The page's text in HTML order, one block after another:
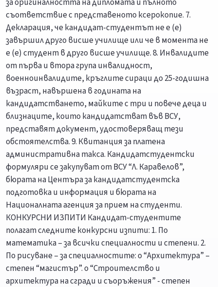
за оригиналността на дипломата и пълното
съответствие с представеното ксерокопие. 7.
Декларация, че кандидат-студентът не е (е)
завършил друго висше училище или че в момента не
е (е) студент в друго висше училище. 8. Инвалидите
от първа и втора група инвалидност,
военноинвалидите, кръглите сираци до 25-годишна
възраст, навършена в годината на
кандидатстването, майките с три и повече деца и
близнаците, които кандидатстват във ВСУ,
представят документ, удостоверяващ тези
обстоятелства. 9. Квитанция за платена
административна такса. Кандидатстудентски
формуляри се закупуват от ВСУ “Л. Каравелов”,
бюрата на Центъра за кандидатстудентска
подготовка и информация и бюрата на
Националната агенция за прием на студенти.
КОНКУРСНИ ИЗПИТИ Кандидат-студентите
полагат следните конкурсни изпити: 1. По
математика – за всички специалности и степени. 2.
По рисуване – за специалностите: o “Архитектура” –
степен “магистър”. o “Строителство и
архитектура на сгради и съоръжения” - степен